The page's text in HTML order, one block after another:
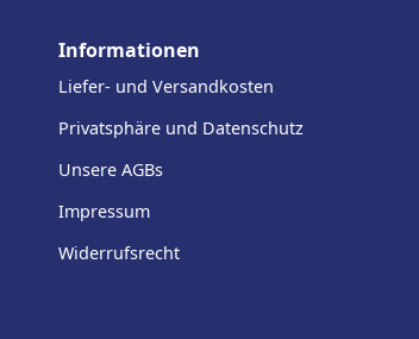
Informationen
Liefer- und Versandkosten
Privatsphäre und Datenschutz
Unsere AGBs
Impressum
Widerrufsrecht